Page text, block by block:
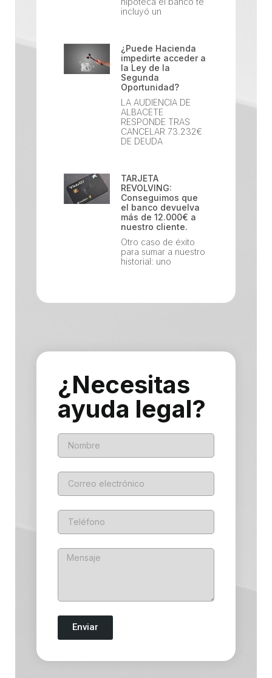
incluyó un
¿Puede Hacienda
impedirte acceder a
la Ley de la
Segunda
Oportunidad?
LA AUDIENCIA DE
ALBACETE
RESPONDE TRAS
CANCELAR 73.232€
DE DEUDA
TARJETA
REVOLVING:
Conseguimos que
el banco devuelva
más de 12.000€ a
nuestro cliente.
Otro caso de éxito
para sumar a nuestro
historial: uno
¿Necesitas
ayuda legal?
Enviar